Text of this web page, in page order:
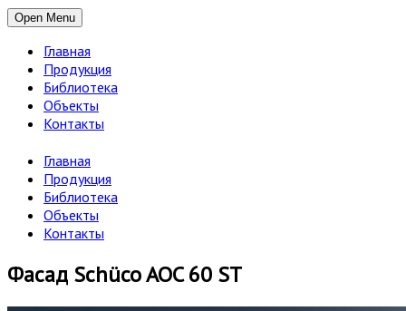
Open Menu
Главная
Продукция
Библиотека
Объекты
Контакты
Главная
Продукция
Библиотека
Объекты
Контакты
Фасад Schüco AOC 60 ST